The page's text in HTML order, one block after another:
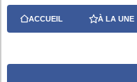
ACCUEIL À LA UNE